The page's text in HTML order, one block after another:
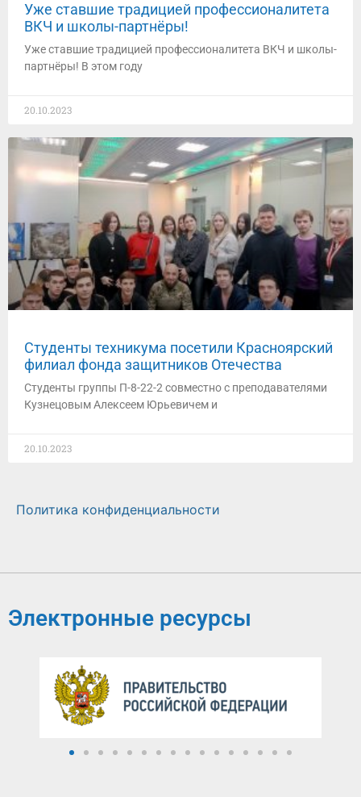
Уже ставшие традицией профессионалитета
ВКЧ и школы-партнёры!
Уже ставшие традицией профессионалитета ВКЧ и школы-
партнёры! В этом году
20.10.2023
Студенты техникума посетили Красноярский
филиал фонда защитников Отечества
Студенты группы П-8-22-2 совместно с преподавателями
Кузнецовым Алексеем Юрьевичем и
20.10.2023
Политика конфиденциальности
Электронные ресурсы